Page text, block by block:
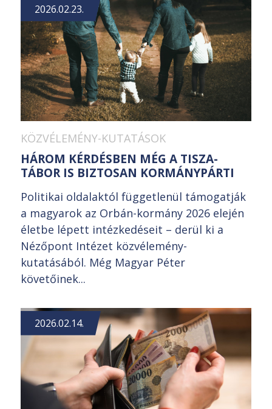
2026.02.23.
KÖZVÉLEMÉNY-KUTATÁSOK
HÁROM KÉRDÉSBEN MÉG A TISZA-
TÁBOR IS BIZTOSAN KORMÁNYPÁRTI
Politikai oldalaktól függetlenül támogatják
a magyarok az Orbán-kormány 2026 elején
életbe lépett intézkedéseit – derül ki a
Nézőpont Intézet közvélemény-
kutatásából. Még Magyar Péter
követőinek...
2026.02.14.